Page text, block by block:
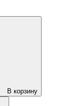
В корзину